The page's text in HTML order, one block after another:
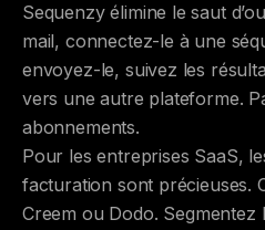
Sequenzy élimine le saut
mail, connectez-le à une
envoyez-le, suivez les
vers une autre plateforme.
abonnements.
Pour les entreprises SaaS,
facturation sont précieuses.
Creem ou Dodo. Segmentez